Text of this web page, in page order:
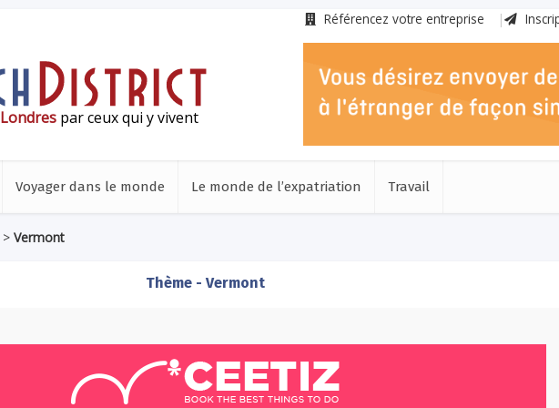
Référencez votre entreprise
Londrespar ceux qui y vivent
Voyager dans le monde Le monde de l’expatriation Travail
> Vermont
Thème - Vermont